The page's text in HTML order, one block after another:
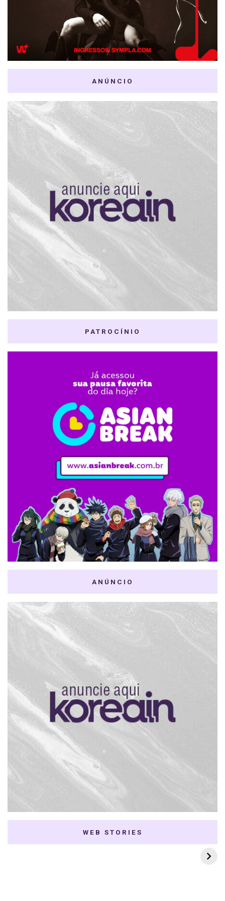
ANÚNCIO
PATROCÍNIO
ANÚNCIO
WEB STORIES
7 K-dramas Enemies
to Lovers
Thai Dramas com
First e Khaotung